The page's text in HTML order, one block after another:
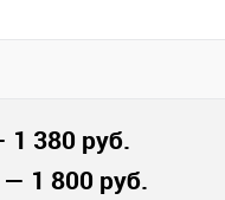
1 380 руб.
1 800 руб.